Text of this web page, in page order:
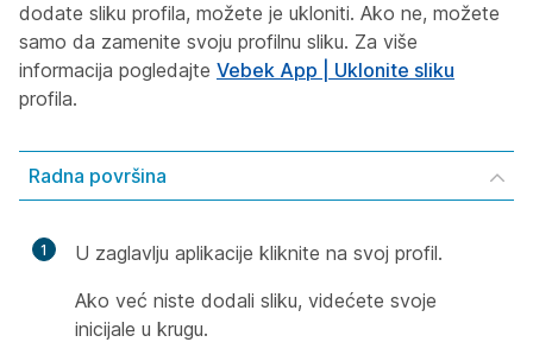
dodate sliku profila, možete je ukloniti. Ako ne, možete
samo da zamenite svoju profilnu sliku. Za više
informacija pogledajte Vebek App | Uklonite sliku
profila.
Radna površina
1
U zaglavlju aplikacije kliknite na svoj profil.
Ako već niste dodali sliku, videćete svoje
inicijale u krugu.